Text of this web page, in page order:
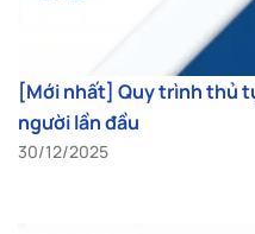
[Mới nhất] Quy trình thủ
người lần đầu
30/12/2025